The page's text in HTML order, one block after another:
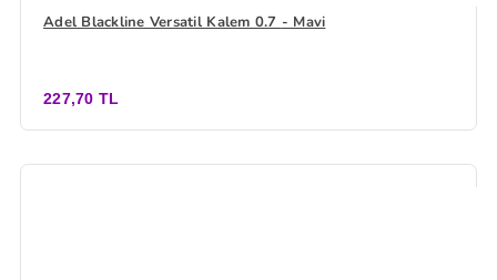
Adel Blackline Versatil Kalem 0.7 - Mavi
227,70 TL